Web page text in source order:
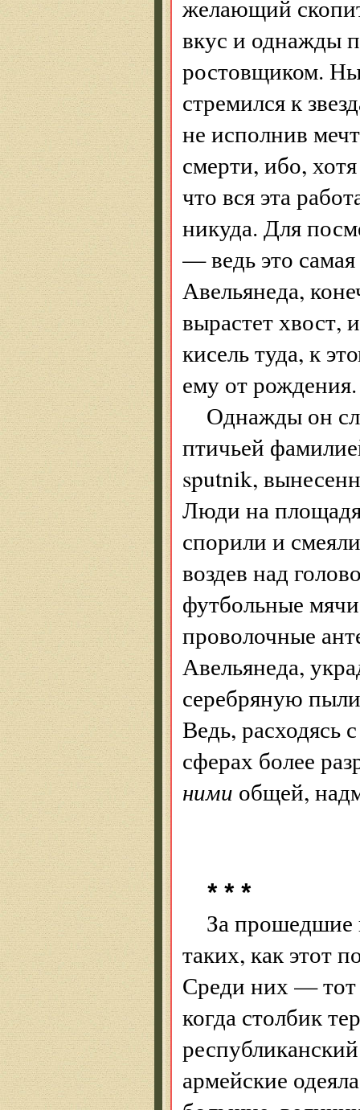
желающий
вкус и однажды
ростовщиком.
стремился к
не исполнив
смерти, ибо,
что вся эта
никуда. Для
— ведь это самая
Авельянеда,
вырастет хвост,
кисель туда, к
ему от рождения.
Однажды он
птичьей
sputnik,
Люди на
спорили и
воздев над
футбольные
проволочные
Авельянеда,
серебряную
Ведь, расходясь
сферах более
ними общей,
* * *
За прошедшие
таких, как этот
Среди них — тот
когда столбик
армейские